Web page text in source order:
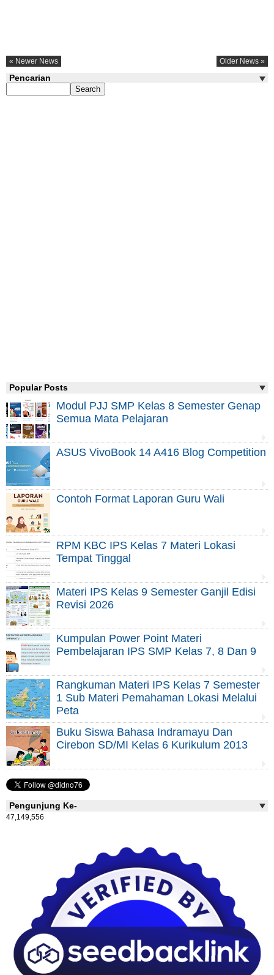
« Newer News Older News »
Pencarian
Popular Posts
Modul PJJ SMP Kelas 8 Semester Genap
Semua Mata Pelajaran
ASUS VivoBook 14 A416 Blog Competition
Contoh Format Laporan Guru Wali
RPM KBC IPS Kelas 7 Materi Lokasi
Tempat Tinggal
Materi IPS Kelas 9 Semester Ganjil Edisi
Revisi 2026
Kumpulan Power Point Materi
Pembelajaran IPS SMP Kelas 7, 8 Dan 9
Rangkuman Materi IPS Kelas 7 Semester
1 Sub Materi Pemahaman Lokasi Melalui
Peta
Buku Siswa Bahasa Indramayu Dan
Cirebon SD/MI Kelas 6 Kurikulum 2013
Pengunjung Ke-
47,149,556